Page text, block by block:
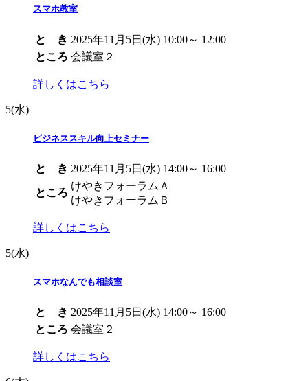
スマホ教室
と き 2025年11月5日(水) 10:00～ 12:00
ところ 会議室２
詳しくはこちら
5(水)
ビジネススキル向上セミナー
と き 2025年11月5日(水) 14:00～ 16:00
ところ
けやきフォーラムＡ
けやきフォーラムＢ
詳しくはこちら
5(水)
スマホなんでも相談室
と き 2025年11月5日(水) 14:00～ 16:00
ところ 会議室２
詳しくはこちら